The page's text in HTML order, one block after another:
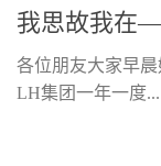
我思故我在
各位朋友大家早晨
LH集团一年一度...